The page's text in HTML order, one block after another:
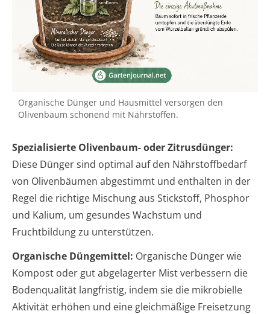
Organische Dünger und Hausmittel versorgen den
Olivenbaum schonend mit Nährstoffen.
Spezialisierte Olivenbaum- oder Zitrusdünger:
Diese Dünger sind optimal auf den Nährstoffbedarf
von Olivenbäumen abgestimmt und enthalten in der
Regel die richtige Mischung aus Stickstoff, Phosphor
und Kalium, um gesundes Wachstum und
Fruchtbildung zu unterstützen.
Organische Düngemittel: Organische Dünger wie
Kompost oder gut abgelagerter Mist verbessern die
Bodenqualität langfristig, indem sie die mikrobielle
Aktivität erhöhen und eine gleichmäßige Freisetzung